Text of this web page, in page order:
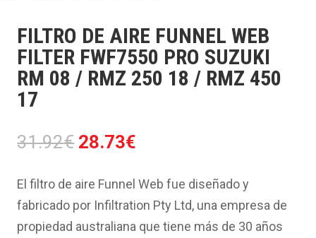
FILTRO DE AIRE FUNNEL WEB
FILTER FWF7550 PRO SUZUKI
RM 08 / RMZ 250 18 / RMZ 450
17
31.92€ El
original
era:
31.92€.
28.73€
actual
es:
28.73€.
El filtro de aire Funnel Web fue diseñado y
fabricado por Infiltration Pty Ltd, una empresa de
propiedad australiana que tiene más de 30 años